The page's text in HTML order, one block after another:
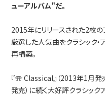
ューアルバム"だ。
2015年にリリースされた2枚の
厳選した人気曲をクラシック・
再構築。
『 Classical』（2013年1月発
発売）に続く大好評クラシッ